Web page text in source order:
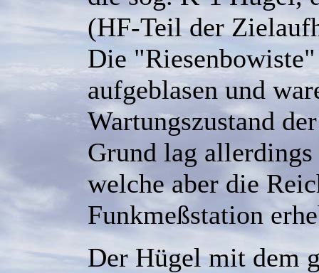
(HF-Teil der
Die
aufgeblasen und
Wartungszustand
Grund lag
welche aber die
Funkmeßstation
Der Hügel mit dem